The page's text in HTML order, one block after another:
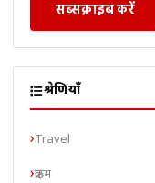
सब्सक्राइब करें
श्रेणियाँ
Travel
क्राइम